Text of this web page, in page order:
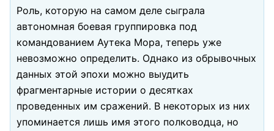
Роль, которую на самом деле сыграла
автономная боевая группировка под
командованием Аутека Мора, теперь уже
невозможно определить. Однако из обрывочных
данных этой эпохи можно выудить
фрагментарные истории о десятках
проведенных им сражений. В некоторых из них
упоминается лишь имя этого полководца, но